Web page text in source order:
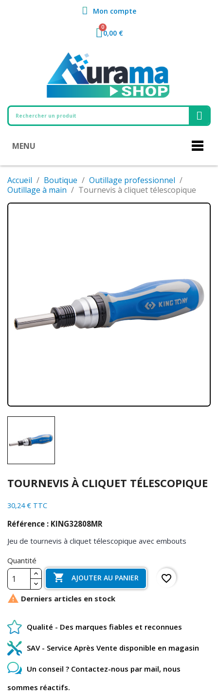
Mon compte
0,00 €
MENU
Accueil Boutique
Outillage professionnel
Outillage à main
Tournevis à cliquet télescopique
TOURNEVIS À CLIQUET TÉLESCOPIQUE
30,24 € TTC
Référence : KING32808MR
Jeu de tournevis à cliquet télescopique avec embouts
Quantité
 AJOUTER AU PANIER
favorite_border
 Derniers articles en stock
Qualité - Des marques fiables et reconnues
SAV - Service Après Vente disponible en magasin
Un conseil ? Contactez-nous par mail, nous
sommes réactifs.